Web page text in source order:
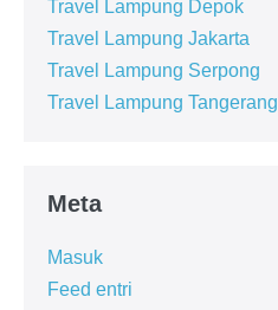
Travel Lampung Depok
Travel Lampung Jakarta
Travel Lampung Serpong
Travel Lampung Tangerang
Meta
Masuk
Feed entri